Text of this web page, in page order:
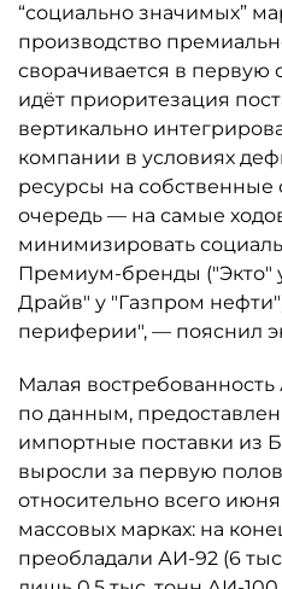
“социально значимых”
производство
сворачивается в первую
идёт приоритезация
вертикально
компании в условиях
ресурсы на собственные
очередь — на самые
минимизировать
Премиум-бренды ("Экто"
Драйв" у "Газпром
периферии", — пояснил
Малая
по данным,
импортные поставки из
выросли за первую
относительно всего
массовых марках: на
преобладали АИ-92 (6